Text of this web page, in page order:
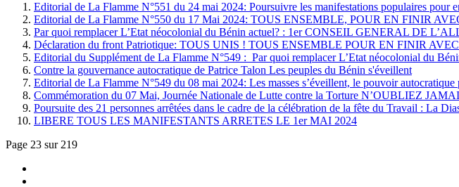
Editorial de La Flamme N°551 du 24 mai 2024: Poursuivre les manifestations populaires pour
Editorial de La Flamme N°550 du 17 Mai 2024: TOUS ENSEMBLE, POUR EN FINIR
Par quoi remplacer L’Etat néocolonial du Bénin actuel? : 1er CONSEIL GENERAL DE
Déclaration du front Patriotique: TOUS UNIS ! TOUS ENSEMBLE POUR EN FINIR
Editorial du Supplément de La Flamme N°549 : Par quoi remplacer L’Etat néocolonial du
Contre la gouvernance autocratique de Patrice Talon Les peuples du Bénin s'éveillent
Editorial de La Flamme N°549 du 08 mai 2024: Les masses s’éveillent, le pouvoir autocratique
Commémoration du 07 Mai, Journée Nationale de Lutte contre la Torture N’OUBLIEZ
Poursuite des 21 personnes arrêtées dans le cadre de la célébration de la fête du Travail : La
LIBERE TOUS LES MANIFESTANTS ARRETES LE 1er MAI 2024
Page 23 sur 219